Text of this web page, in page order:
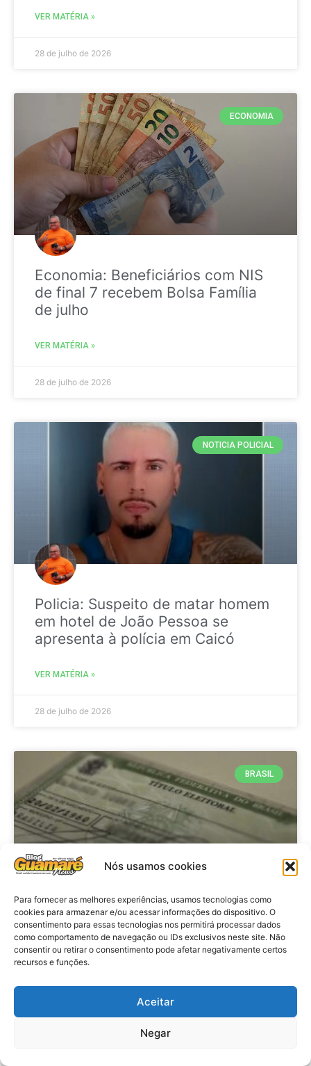
Nós usamos cookies
Para fornecer as melhores experiências, usamos tecnologias como
cookies para armazenar e/ou acessar informações do dispositivo. O
consentimento para essas tecnologias nos permitirá processar dados
como comportamento de navegação ou IDs exclusivos neste site. Não
consentir ou retirar o consentimento pode afetar negativamente certos
recursos e funções.
Aceitar
Negar
VER MATÉRIA »
28 de julho de 2026
ECONOMIA
Economia: Beneficiários com NIS
de final 7 recebem Bolsa Família
de julho
VER MATÉRIA »
28 de julho de 2026
NOTICIA POLICIAL
Policia: Suspeito de matar homem
em hotel de João Pessoa se
apresenta à polícia em Caicó
VER MATÉRIA »
28 de julho de 2026
BRASIL
Brasil: Policia Federal investiga
753 casos de crimes eleitorais
antes das eleições